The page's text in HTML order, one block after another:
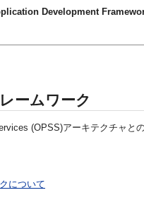
Development
ームワーク
(OPSS)アーキテクチャ
について